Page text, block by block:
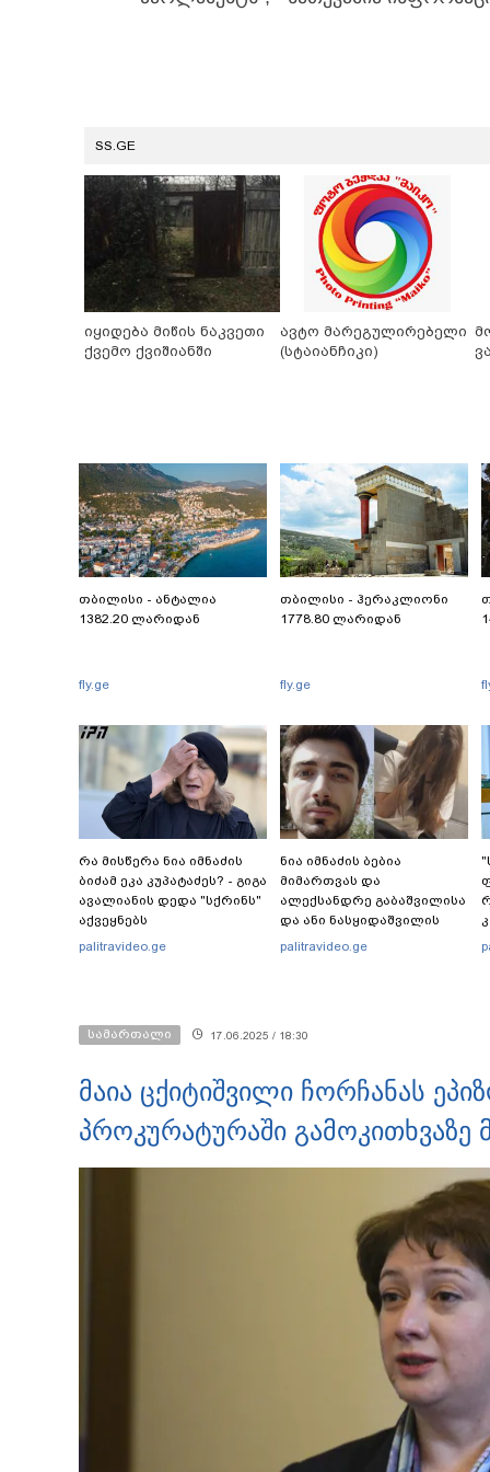
SS.GE
იყიდება მიწის ნაკვეთი
ქვემო ქვიშიანში
ავტო მარეგულირებელი
(სტაიანჩიკი)
თბილისი - ანტალია
1382.20 ლარიდან
fly.ge
თბილისი - ჰერაკლიონი
1778.80 ლარიდან
fly.ge
რა მისწერა ნია იმნაძის
ბიძამ ეკა კუპატაძეს? - გიგა
ავალიანის დედა "სქრინს"
აქვეყნებს
palitravideo.ge
ნია იმნაძის ბებია
მიმართვას და
ალექსანდრე გაბაშვილისა
და ანი ნასყიდაშვილის
პირადი მიმოწერის
palitravideo.ge
სამართალი 17.06.2025 / 18:30
მაია ცქიტიშვილი ჩორჩანას
პროკურატურაში გამოკითხვაზე